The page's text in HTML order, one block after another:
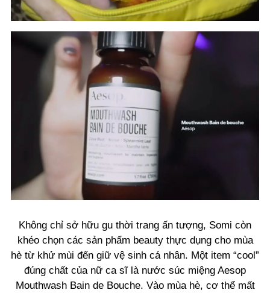
Không chỉ sở hữu gu thời trang ấn tượng, Somi còn
khéo chọn các sản phẩm beauty thực dụng cho mùa
hè từ khử mùi đến giữ vệ sinh cá nhân. Một item “cool”
đúng chất của nữ ca sĩ là nước súc miệng Aesop
Mouthwash Bain de Bouche. Vào mùa hè, cơ thể mất